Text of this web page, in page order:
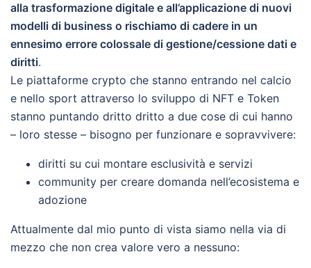
alla trasformazione digitale e all’applicazione di nuovi
modelli di business o rischiamo di cadere in un
ennesimo errore colossale di gestione/cessione dati e
diritti.
Le piattaforme crypto che stanno entrando nel calcio
e nello sport attraverso lo sviluppo di NFT e Token
stanno puntando dritto dritto a due cose di cui hanno
– loro stesse – bisogno per funzionare e sopravvivere:
diritti su cui montare esclusività e servizi
community per creare domanda nell’ecosistema e
adozione
Attualmente dal mio punto di vista siamo nella via di
mezzo che non crea valore vero a nessuno: